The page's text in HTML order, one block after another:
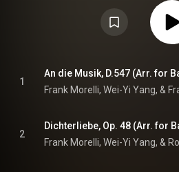
1
2